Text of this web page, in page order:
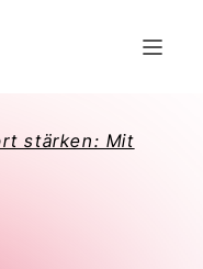
stärken: Mit